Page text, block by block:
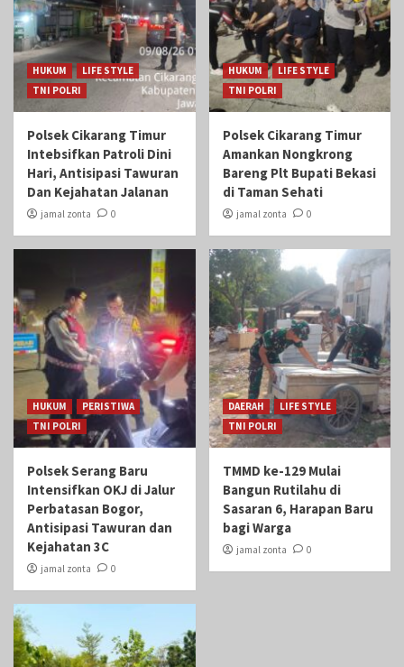
HUKUM
LIFE STYLE
TNI POLRI
Polsek Cikarang Timur
Intebsifkan Patroli Dini
Hari, Antisipasi Tawuran
Dan Kejahatan Jalanan
jamal zonta 0
HUKUM
LIFE STYLE
TNI POLRI
Polsek Cikarang Timur
Amankan Nongkrong
Bareng Plt Bupati Bekasi
di Taman Sehati‎
jamal zonta 0
HUKUM
PERISTIWA
TNI POLRI
Polsek Serang Baru
Intensifkan OKJ di Jalur
Perbatasan Bogor,
Antisipasi Tawuran dan
Kejahatan 3C
jamal zonta 0
DAERAH
LIFE STYLE
TNI POLRI
TMMD ke-129 Mulai
Bangun Rutilahu di
Sasaran 6, Harapan Baru
bagi Warga
jamal zonta 0